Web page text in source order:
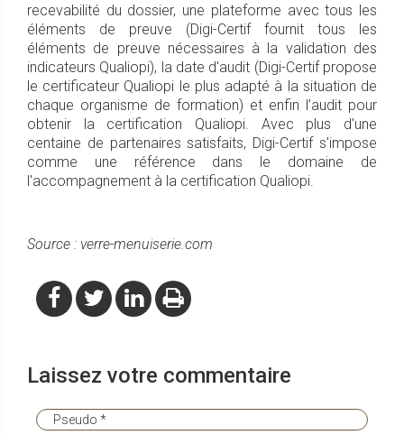
recevabilité du dossier, une plateforme avec tous les
éléments de preuve (Digi-Certif fournit tous les
éléments de preuve nécessaires à la validation des
indicateurs Qualiopi), la date d'audit (Digi-Certif propose
le certificateur Qualiopi le plus adapté à la situation de
chaque organisme de formation) et enfin l’audit pour
obtenir la certification Qualiopi. Avec plus d'une
centaine de partenaires satisfaits, Digi-Certif s'impose
comme une référence dans le domaine de
l'accompagnement à la certification Qualiopi.
Source : verre-menuiserie.com
Laissez votre commentaire